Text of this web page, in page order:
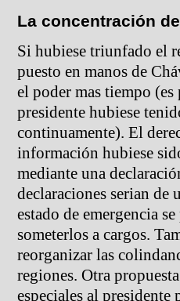
La concentración
Si hubiese triunfado el
puesto en manos de
el poder mas tiempo
presidente hubiese
continuamente). El
información hubiese
mediante una
declaraciones serian
estado de emergencia
someterlos a cargos.
reorganizar las
regiones. Otra
especiales al presidente